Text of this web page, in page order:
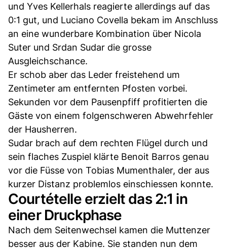
und Yves Kellerhals reagierte allerdings auf das
0:1 gut, und Luciano Covella bekam im Anschluss
an eine wunderbare Kombination über Nicola
Suter und Srdan Sudar die grosse
Ausgleichschance.
Er schob aber das Leder freistehend um
Zentimeter am entfernten Pfosten vorbei.
Sekunden vor dem Pausenpfiff profitierten die
Gäste von einem folgenschweren Abwehrfehler
der Hausherren.
Sudar brach auf dem rechten Flügel durch und
sein flaches Zuspiel klärte Benoit Barros genau
vor die Füsse von Tobias Mumenthaler, der aus
kurzer Distanz problemlos einschiessen konnte.
Courtételle erzielt das 2:1 in
einer Druckphase
Nach dem Seitenwechsel kamen die Muttenzer
besser aus der Kabine. Sie standen nun dem